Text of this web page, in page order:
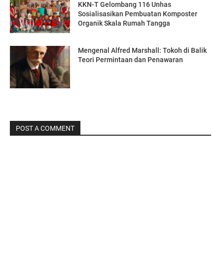
KKN-T Gelombang 116 Unhas
Sosialisasikan Pembuatan Komposter
Organik Skala Rumah Tangga
Mengenal Alfred Marshall: Tokoh di Balik
Teori Permintaan dan Penawaran
POST A COMMENT